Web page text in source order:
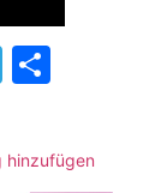
hinzufügen